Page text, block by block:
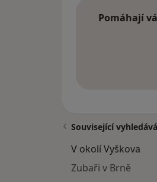
Pomáhají
Související
V okolí Vyškova
Zubaři v Brně